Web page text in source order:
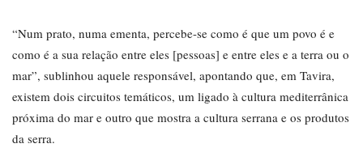
“Num prato, numa ementa, percebe-se como é que um povo é e
como é a sua relação entre eles [pessoas] e entre eles e a terra ou o
mar”, sublinhou aquele responsável, apontando que, em Tavira,
existem dois circuitos temáticos, um ligado à cultura mediterrânica
próxima do mar e outro que mostra a cultura serrana e os produtos
da serra.